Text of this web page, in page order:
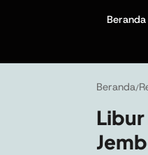
Beranda
Beranda/
Libur